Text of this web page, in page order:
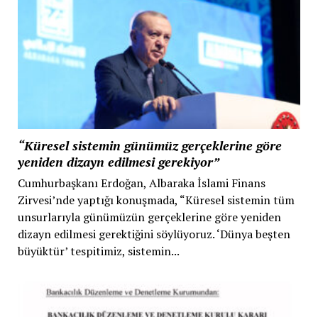
“Küresel sistemin günümüz gerçeklerine göre
yeniden dizayn edilmesi gerekiyor”
Cumhurbaşkanı Erdoğan, Albaraka İslami Finans
Zirvesi’nde yaptığı konuşmada, “Küresel sistemin tüm
unsurlarıyla günümüzün gerçeklerine göre yeniden
dizayn edilmesi gerektiğini söylüyoruz. ‘Dünya beşten
büyüktür’ tespitimiz, sistemin...